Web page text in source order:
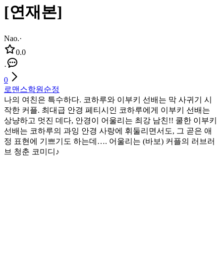
[연재본]
Nao.·
0.0
·
0
로맨스학원 순정
나의 여친은 특수하다. 코하루와 이부키 선배는 막 사귀기 시
작한 커플. 최대급 안경 페티시인 코하루에게 이부키 선배는
상냥하고 멋진 데다, 안경이 어울리는 최강 남친!! 쿨한 이부키
선배는 코하루의 과잉 안경 사랑에 휘둘리면서도, 그 곧은 애
정 표현에 기쁘기도 하는데…. 어울리는 (바보) 커플의 러브러
브 청춘 코미디♪